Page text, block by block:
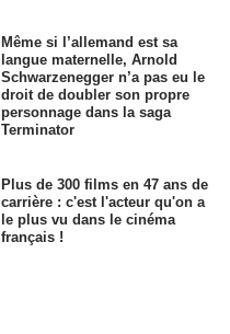
Même si l’allemand est sa
langue maternelle, Arnold
Schwarzenegger n’a pas eu le
droit de doubler son propre
personnage dans la saga
Terminator
Plus de 300 films en 47 ans de
carrière : c'est l'acteur qu'on a
le plus vu dans le cinéma
français !